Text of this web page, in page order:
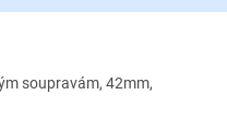
soupravám, 42mm,